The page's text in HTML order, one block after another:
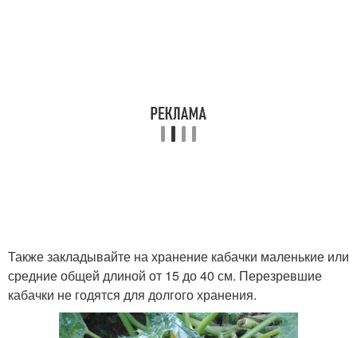
Также закладывайте на хранение кабачки маленькие или
средние общей длиной от 15 до 40 см. Перезревшие
кабачки не годятся для долгого хранения.